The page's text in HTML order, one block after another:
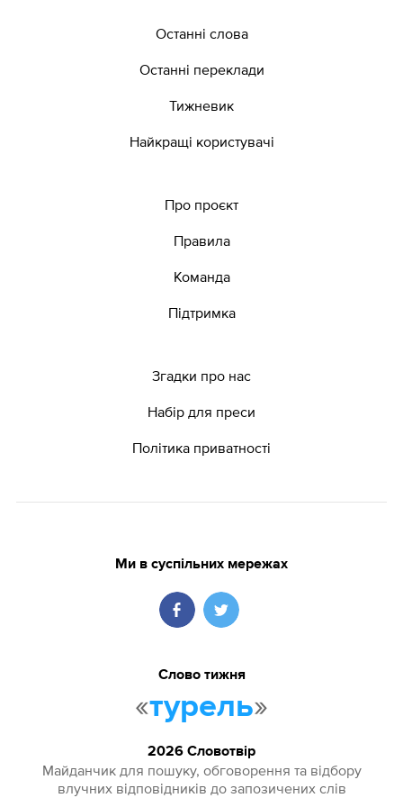
Останні слова
Останні переклади
Тижневик
Найкращі користувачі
Про проєкт
Правила
Команда
Підтримка
Згадки про нас
Набір для преси
Політика приватності
Ми в суспільних мережах
Слово тижня
«турель»
2026 Словотвір
Майданчик для пошуку, обговорення та відбору
влучних відповідників до запозичених слів